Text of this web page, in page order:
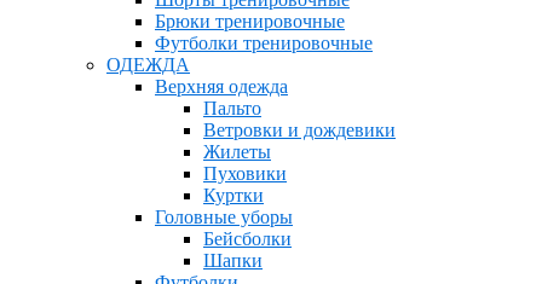
Брюки тренировочные
Футболки тренировочные
ОДЕЖДА
Верхняя одежда
Пальто
Ветровки и дождевики
Жилеты
Пуховики
Куртки
Головные уборы
Бейсболки
Шапки